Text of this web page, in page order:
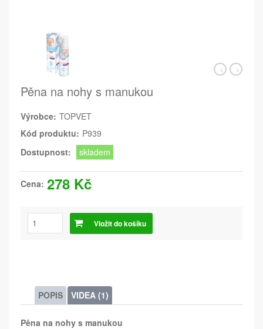
Pěna na nohy s manukou
Výrobce: TOPVET
Kód produktu: P939
Dostupnost:
skladem
Cena: 278 Kč
Vložit do košíku
POPIS VIDEA (1)
Pěna na nohy s manukou